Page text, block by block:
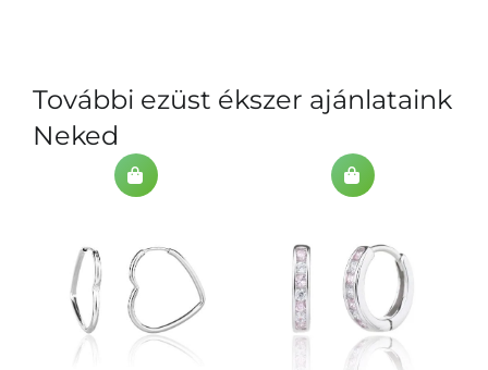
További ezüst ékszer ajánlataink
Neked